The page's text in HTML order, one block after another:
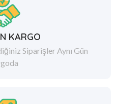
KARGO
Siparişler Aynı Gün